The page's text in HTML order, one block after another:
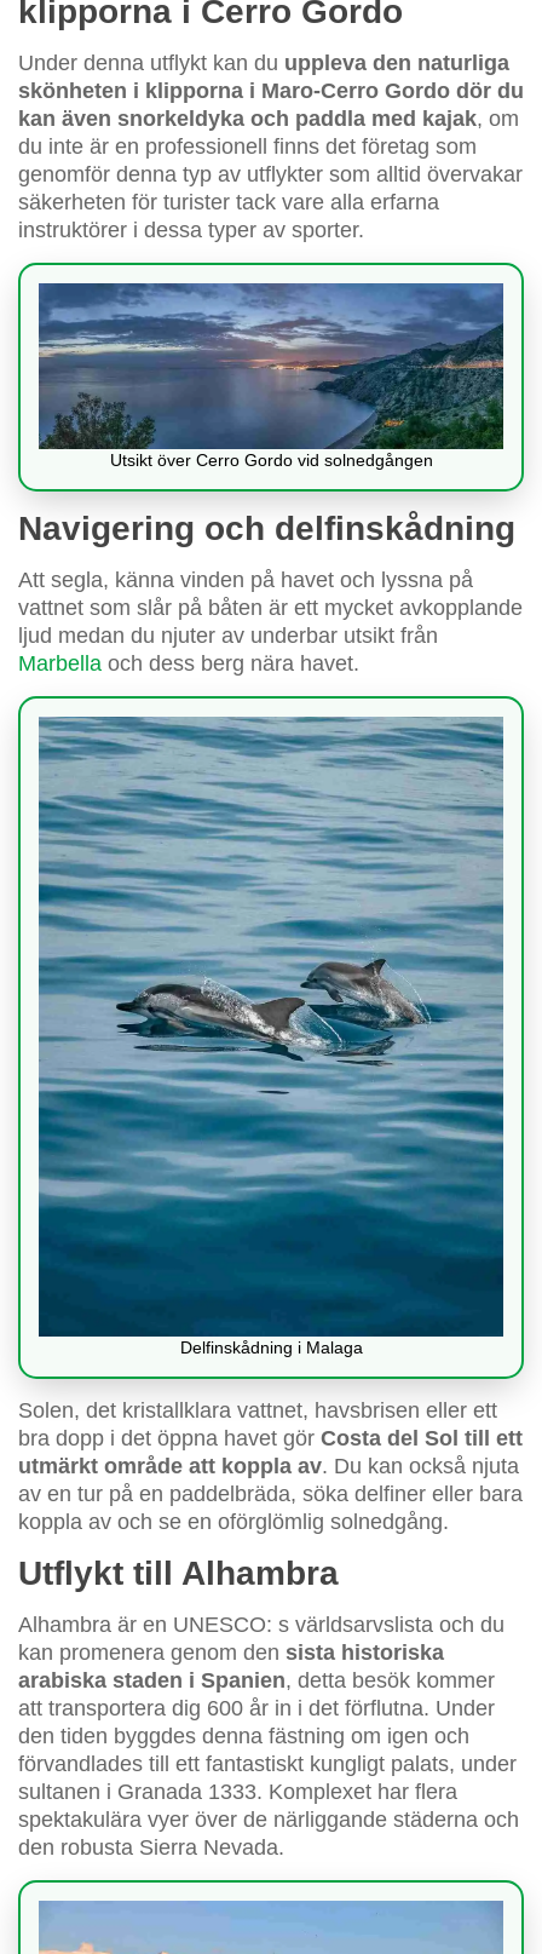
klipporna i Cerro Gordo
Under denna utflykt kan du uppleva den naturliga
skönheten i klipporna i Maro-Cerro Gordo dör du
kan även snorkeldyka och paddla med kajak, om
du inte är en professionell finns det företag som
genomför denna typ av utflykter som alltid övervakar
säkerheten för turister tack vare alla erfarna
instruktörer i dessa typer av sporter.
Utsikt över Cerro Gordo vid solnedgången
Navigering och delfinskådning
Att segla, känna vinden på havet och lyssna på
vattnet som slår på båten är ett mycket avkopplande
ljud medan du njuter av underbar utsikt från
Marbella och dess berg nära havet.
Delfinskådning i Malaga
Solen, det kristallklara vattnet, havsbrisen eller ett
bra dopp i det öppna havet gör Costa del Sol till ett
utmärkt område att koppla av. Du kan också njuta
av en tur på en paddelbräda, söka delfiner eller bara
koppla av och se en oförglömlig solnedgång.
Utflykt till Alhambra
Alhambra är en UNESCO: s världsarvslista och du
kan promenera genom den sista historiska
arabiska staden i Spanien, detta besök kommer
att transportera dig 600 år in i det förflutna. Under
den tiden byggdes denna fästning om igen och
förvandlades till ett fantastiskt kungligt palats, under
sultanen i Granada 1333. Komplexet har flera
spektakulära vyer över de närliggande städerna och
den robusta Sierra Nevada.